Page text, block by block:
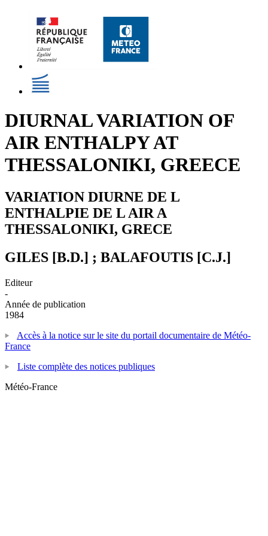
DIURNAL VARIATION OF
AIR ENTHALPY AT
THESSALONIKI, GREECE
VARIATION DIURNE DE L
ENTHALPIE DE L AIR A
THESSALONIKI, GRECE
GILES [B.D.] ; BALAFOUTIS [C.J.]
Editeur
-
Année de publication
1984
Accès à la notice sur le site du portail documentaire de Météo-
France
Liste complète des notices publiques
Météo-France